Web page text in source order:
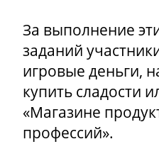
За выполнение
заданий
игровые деньги,
купить сладости
«Магазине
профессий».